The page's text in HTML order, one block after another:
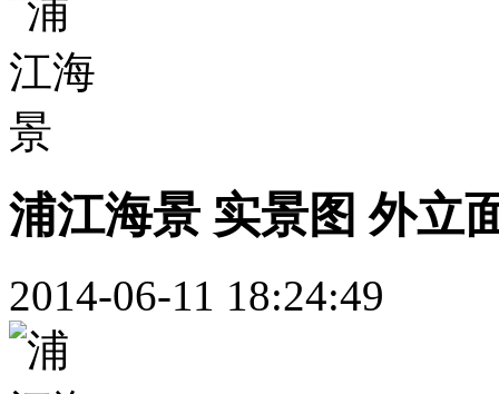
浦江海景 实景图 外立
2014-06-11 18:24:49